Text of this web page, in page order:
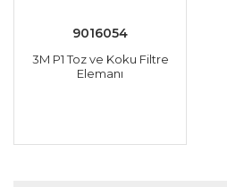
9016054
3M P1 Toz ve Koku Filtre
Elemanı